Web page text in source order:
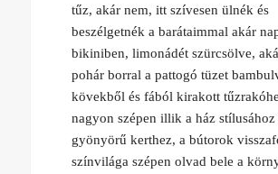
tűz, akár nem, itt szívesen ülnék és
beszélgetnék a barátaimmal akár
bikiniben, limonádét szürcsölve,
pohár borral a pattogó tüzet
kövekből és fából kirakott
nagyon szépen illik a ház stílusához
gyönyörű kerthez, a bútorok
színvilága szépen olvad bele a